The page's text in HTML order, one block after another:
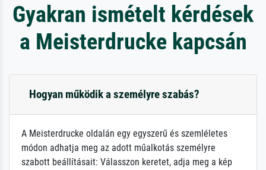
Gyakran ismételt kérdések
a Meisterdrucke kapcsán
Hogyan működik a személyre szabás?
A Meisterdrucke oldalán egy egyszerű és szemléletes
módon adhatja meg az adott műalkotás személyre
szabott beállításait: Válasszon keretet, adja meg a kép